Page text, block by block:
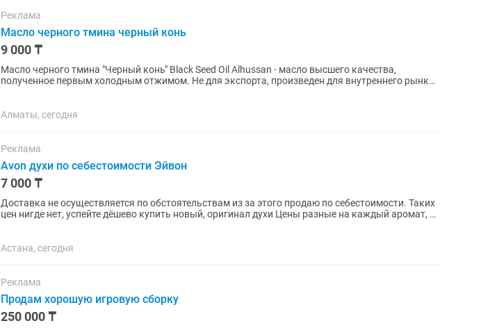
Реклама
Масло черного тмина черный конь
9 000 ₸
Масло черного тмина "Черный конь" Black Seed Oil Alhussan - масло высшего качества,
полученное первым холодным отжимом. Не для экспорта, произведен для внутреннего рынка
Алматы, сегодня
Реклама
Avon духи по себестоимости Эйвон
7 000 ₸
Доставка не осуществляется по обстоятельствам из за этого продаю по себестоимости. Таких
цен нигде нет, успейте дёшево купить новый, оригинал духи Цены разные на каждый аромат, у
Астана, сегодня
Реклама
Продам хорошую игровую сборку
250 000 ₸